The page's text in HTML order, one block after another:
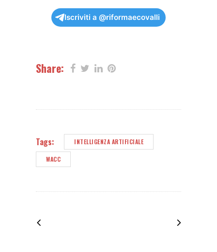
Iscriviti a @riformaecovalli
Share:
Tags: INTELLIGENZA ARTIFICIALE
WACC